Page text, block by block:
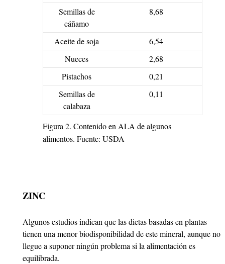
Semillas de
cáñamo
8,68
Aceite de soja
6,54
Nueces
2,68
Pistachos
0,21
Semillas de
calabaza
0,11
Figura 2. Contenido en ALA de algunos
alimentos. Fuente: USDA
ZINC
Algunos estudios indican que las dietas basadas en plantas
tienen una menor biodisponibilidad de este mineral, aunque no
llegue a suponer ningún problema si la alimentación es
equilibrada.